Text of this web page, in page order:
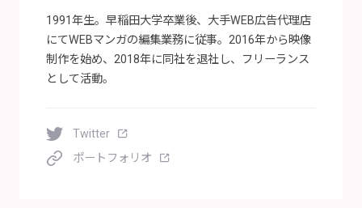
1991年生。早稲田大学卒業後、大手WEB広告代理店
にてWEBマンガの編集業務に従事。2016年から映像
制作を始め、2018年に同社を退社し、フリーランス
として活動。
Twitter
ポートフォリオ